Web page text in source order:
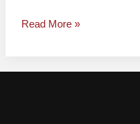
Read More »